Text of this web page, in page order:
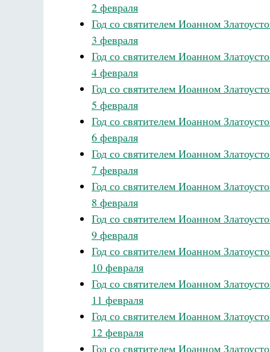
2 февраля
Год со святителем Иоанном
3 февраля
Год со святителем Иоанном
4 февраля
Год со святителем Иоанном
5 февраля
Год со святителем Иоанном
6 февраля
Год со святителем Иоанном
7 февраля
Год со святителем Иоанном
8 февраля
Год со святителем Иоанном
9 февраля
Год со святителем Иоанном
10 февраля
Год со святителем Иоанном
11 февраля
Год со святителем Иоанном
12 февраля
Год со святителем Иоанном